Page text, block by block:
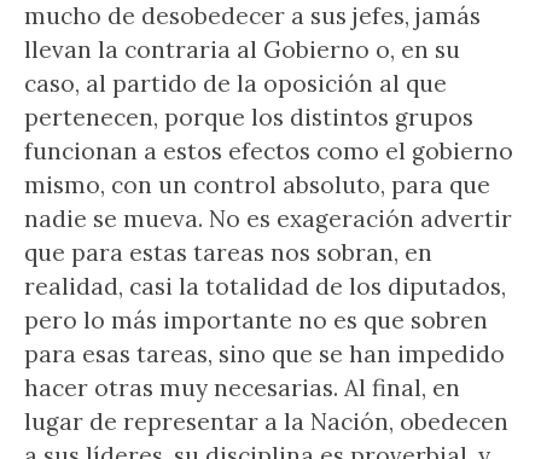
mucho de desobedecer a sus jefes, jamás
llevan la contraria al Gobierno o, en su
caso, al partido de la oposición al que
pertenecen, porque los distintos grupos
funcionan a estos efectos como el gobierno
mismo, con un control absoluto, para que
nadie se mueva. No es exageración advertir
que para estas tareas nos sobran, en
realidad, casi la totalidad de los diputados,
pero lo más importante no es que sobren
para esas tareas, sino que se han impedido
hacer otras muy necesarias. Al final, en
lugar de representar a la Nación, obedecen